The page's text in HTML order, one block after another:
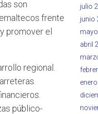
son
frente
promover el
regional.
público-
julio
junio
abril